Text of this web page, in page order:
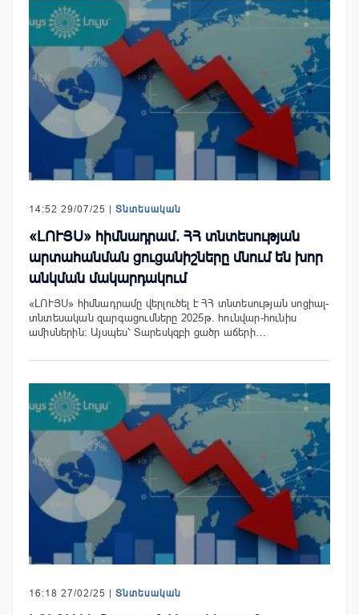
14:52 29/07/25 | Տնտեսական
«ԼՈՒՅՍ» հիմնադրամ. ՀՀ տնտեսության
արտահանման ցուցանիշները մնում են խոր
անկման մակարդակում
«ԼՈՒՅՍ» հիմնադրամը վերլուծել է ՀՀ տնտեսության սոցիալ-
տնտեսական զարգացումները 2025թ. հունվար-հունիս
ամիսներին։ Այսպես՝ Տարեսկզբի ցածր աճերի…
16:18 27/02/25 | Տնտեսական